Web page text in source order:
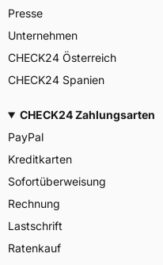
Presse
Unternehmen
CHECK24 Österreich
CHECK24 Spanien
CHECK24 Zahlungsarten
PayPal
Kreditkarten
Sofortüberweisung
Rechnung
Lastschrift
Ratenkauf